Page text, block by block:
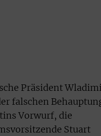
Präsident
falschen
Vorwurf, die
Stuart